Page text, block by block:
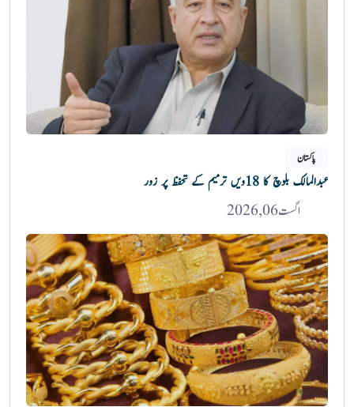
پاکستان
عبدالمالک بلوچ کا 18ویں ترمیم کے تحفظ پر زور
اگست 06, 2026